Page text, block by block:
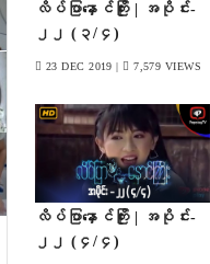
လိပ်ပြာနှောင်ကြိုး | အပိုင်း-
၂၂ (၃/၄)
23 DEC 2019 | 7,579 VIEWS
လိပ်ပြာနှောင်ကြိုး | အပိုင်း-
၂၂ (၄/၄)